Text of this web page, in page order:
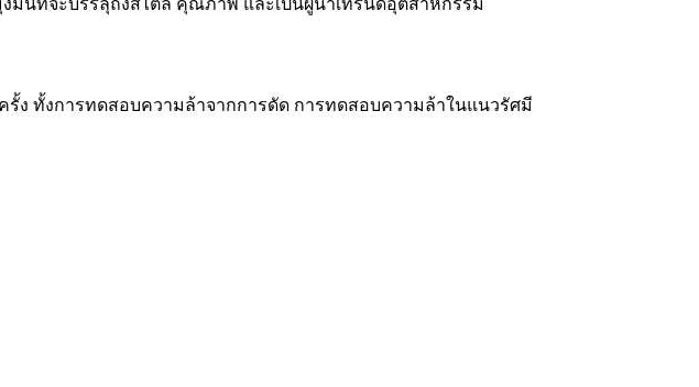
ง ทั้งการทดสอบความล้าจากการดัด การทดสอบความล้าในแนวรัศมี